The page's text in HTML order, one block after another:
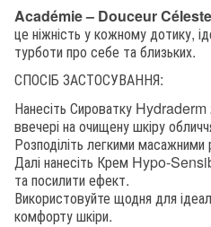
Académie – Douceur Céleste
це ніжність у кожному дотику,
турботи про себе та близьких.
СПОСІБ ЗАСТОСУВАННЯ:
Нанесіть Сироватку Hydraderm
ввечері на очищену шкіру
Розподіліть легкими
Далі нанесіть Крем Hypo-
та посилити ефект.
Використовуйте щодня для
комфорту шкіри.